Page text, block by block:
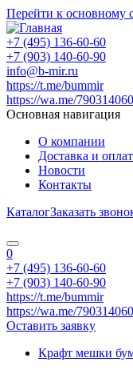
Перейти к основному
+7 (495) 136-60-60
+7 (903) 140-60-90
info@b-mir.ru
https://t.me/bummir
https://wa.me/
Основная навигация
О компании
Доставка и
Новости
Контакты
КаталогЗаказать
0
+7 (495) 136-60-60
+7 (903) 140-60-90
https://t.me/bummir
https://wa.me/
Оставить заявку
Крафт мешки